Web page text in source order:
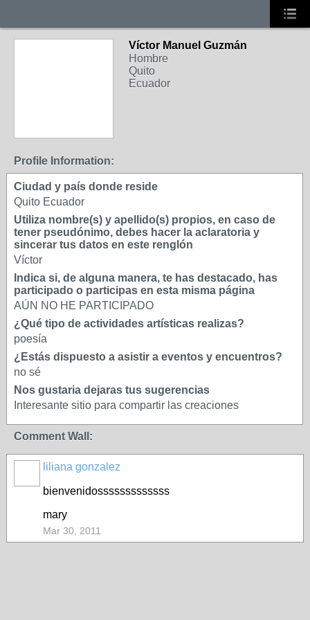
Víctor Manuel Guzmán
Hombre
Quito
Ecuador
Profile Information:
Ciudad y país donde reside
Quito Ecuador
Utiliza nombre(s) y apellido(s) propios, en caso de
tener pseudónimo, debes hacer la aclaratoria y
sincerar tus datos en este renglón
Víctor
Indica si, de alguna manera, te has destacado, has
participado o participas en esta misma página
AÚN NO HE PARTICIPADO
¿Qué tipo de actividades artísticas realizas?
poesía
¿Estás dispuesto a asistir a eventos y encuentros?
no sé
Nos gustaria dejaras tus sugerencias
Interesante sitio para compartir las creaciones
Comment Wall:
liliana gonzalez
bienvenidosssssssssssss
mary
Mar 30, 2011